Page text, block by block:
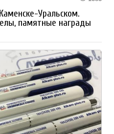
Уральском.
памятные награды